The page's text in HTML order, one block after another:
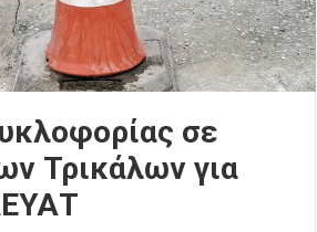
σε
Τρικάλων για